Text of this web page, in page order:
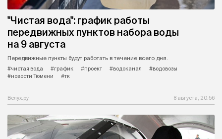
"Чистая вода": график работы
передвижных пунктов набора воды
на 9 августа
Передвижные пункты будут работать в течение всего дня.
#чистая вода
#график #проект #водоканал
#водовозы
#новости Тюмени
#тк
Вслух.ру 8 августа, 20:56